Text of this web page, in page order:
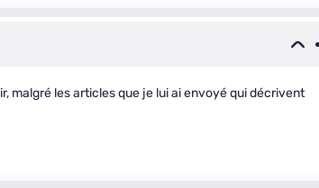
malgré les articles que je lui ai envoyé qui décrivent